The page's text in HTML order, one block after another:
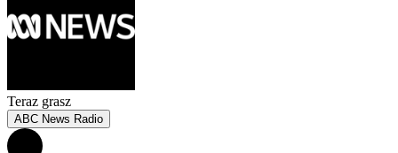
Teraz grasz
ABC News Radio